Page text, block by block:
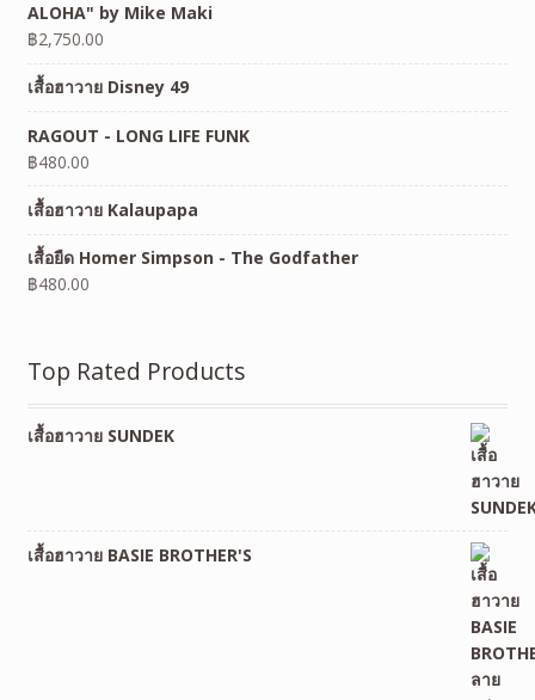
ALOHA" by Mike Maki
฿2,750.00
เสื้อฮาวาย Disney 49
RAGOUT - LONG LIFE FUNK
฿480.00
เสื้อฮาวาย Kalaupapa
เสื้อยืด Homer Simpson - The Godfather
฿480.00
Top Rated Products
เสื้อฮาวาย SUNDEK
เสื้อฮาวาย BASIE BROTHER'S